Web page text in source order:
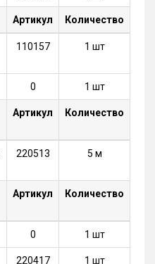
Артикул Количество
110157 1 шт
0 1 шт
Артикул Количество
220513 5 м
Артикул Количество
0 1 шт
220417 1 шт